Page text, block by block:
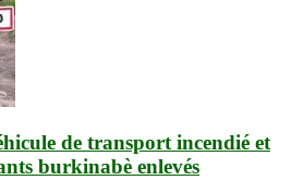
de transport incendié et
burkinabè enlevés